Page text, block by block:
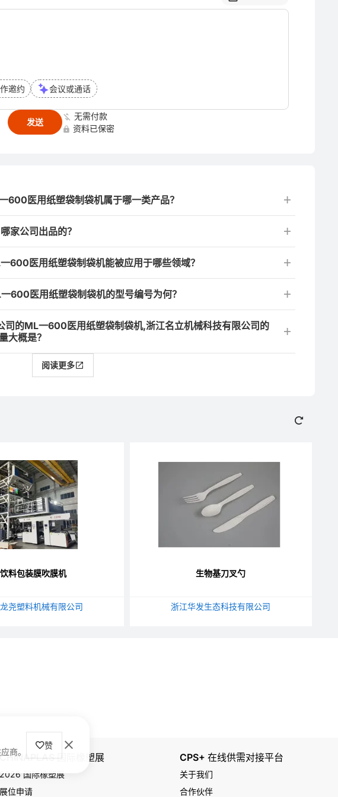
邀约 会议或通话
发送
无需付款
资料已保密
600医用纸塑袋制袋机属于哪一类产品？
家公司出品的？
600医用纸塑袋制袋机能被应用于哪些领域？
600医用纸塑袋制袋机的型号编号为何？
司的ML一600医用纸塑袋制袋机,浙江名立机械科技有限公司的
大概是？
阅读更多
商。
赞
饮料包装膜吹膜机
尧塑料机械有限公司
生物基刀叉勺
浙江华发生态科技有限公司
CHINAPLAS 国际橡塑展
2026 国际橡塑展
展位申请
CPS+ 在线供需对接平台
关于我们
合作伙伴